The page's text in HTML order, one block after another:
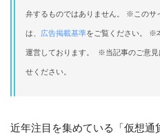
弁するものではありません。 ※このサ
は、 広告掲載基準をご覧ください。 ※
運営しております。 ※当記事のご意見
せください。
近年注目を集めている「仮想